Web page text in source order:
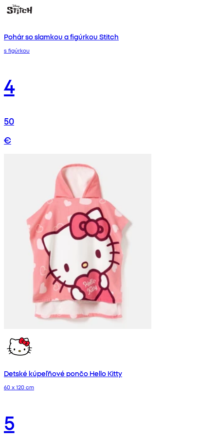
Pohár so slamkou a figúrkou Stitch
s figúrkou
4
50
€
Detské kúpeľňové pončo Hello Kitty
60 x 120 cm
5